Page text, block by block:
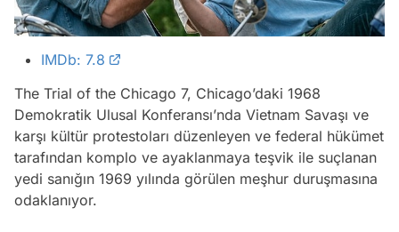
IMDb: 7.8
The Trial of the Chicago 7, Chicago’daki 1968
Demokratik Ulusal Konferansı’nda Vietnam Savaşı ve
karşı kültür protestoları düzenleyen ve federal hükümet
tarafından komplo ve ayaklanmaya teşvik ile suçlanan
yedi sanığın 1969 yılında görülen meşhur duruşmasına
odaklanıyor.